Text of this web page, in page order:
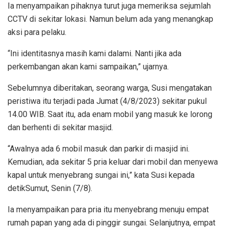
Ia menyampaikan pihaknya turut juga memeriksa sejumlah
CCTV di sekitar lokasi. Namun belum ada yang menangkap
aksi para pelaku.
“Ini identitasnya masih kami dalami. Nanti jika ada
perkembangan akan kami sampaikan,” ujarnya.
Sebelumnya diberitakan, seorang warga, Susi mengatakan
peristiwa itu terjadi pada Jumat (4/8/2023) sekitar pukul
14.00 WIB. Saat itu, ada enam mobil yang masuk ke lorong
dan berhenti di sekitar masjid.
“Awalnya ada 6 mobil masuk dan parkir di masjid ini.
Kemudian, ada sekitar 5 pria keluar dari mobil dan menyewa
kapal untuk menyebrang sungai ini,” kata Susi kepada
detikSumut, Senin (7/8).
Ia menyampaikan para pria itu menyebrang menuju empat
rumah papan yang ada di pinggir sungai. Selanjutnya, empat